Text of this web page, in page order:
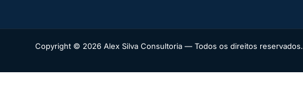
Copyright © 2026 Alex Silva Consultoria — Todos os direitos reservados.